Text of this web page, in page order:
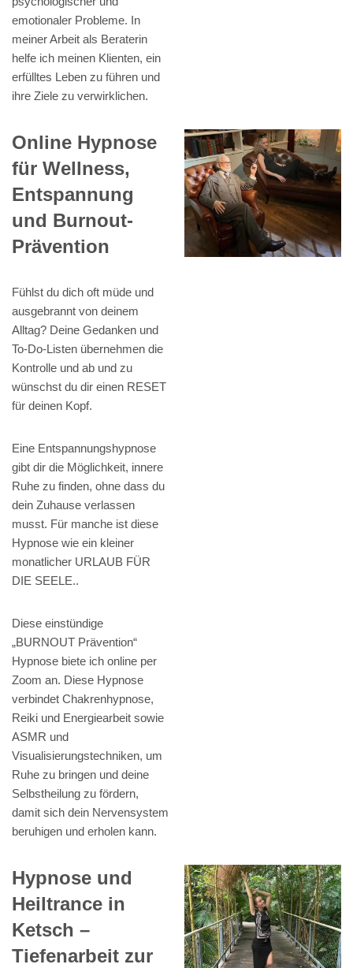
emotionaler Probleme. In
meiner Arbeit als Beraterin
helfe ich meinen Klienten, ein
erfülltes Leben zu führen und
ihre Ziele zu verwirklichen.
Online Hypnose
für Wellness,
Entspannung
und Burnout-
Prävention
Fühlst du dich oft müde und
ausgebrannt von deinem
Alltag? Deine Gedanken und
To-Do-Listen übernehmen die
Kontrolle und ab und zu
wünschst du dir einen RESET
für deinen Kopf.
Eine Entspannungshypnose
gibt dir die Möglichkeit, innere
Ruhe zu finden, ohne dass du
dein Zuhause verlassen
musst. Für manche ist diese
Hypnose wie ein kleiner
monatlicher URLAUB FÜR
DIE SEELE..
Diese einstündige
„BURNOUT Prävention“
Hypnose biete ich online per
Zoom an. Diese Hypnose
verbindet Chakrenhypnose,
Reiki und Energiearbeit sowie
ASMR und
Visualisierungstechniken, um
Ruhe zu bringen und deine
Selbstheilung zu fördern,
damit sich dein Nervensystem
beruhigen und erholen kann.
Hypnose und
Heiltrance in
Ketsch –
Tiefenarbeit zur